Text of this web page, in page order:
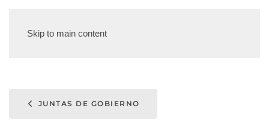
Skip to main content
JUNTAS DE GOBIERNO